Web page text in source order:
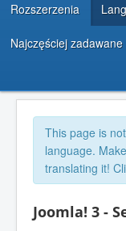
Rozszerzenia
Najczęściej
This page is
language.
translating it!
Joomla! 3 -